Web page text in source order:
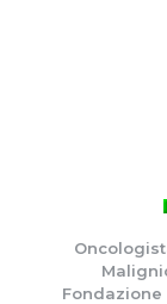
Fondazione